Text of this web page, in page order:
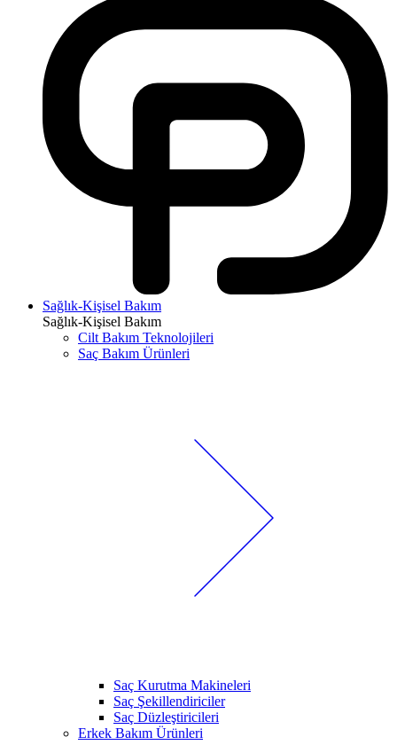
Sağlık-Kişisel Bakım
Sağlık-Kişisel Bakım
Cilt Bakım Teknolojileri
Saç Bakım Ürünleri
Saç Kurutma Makineleri
Saç Şekillendiriciler
Saç Düzleştiricileri
Erkek Bakım Ürünleri